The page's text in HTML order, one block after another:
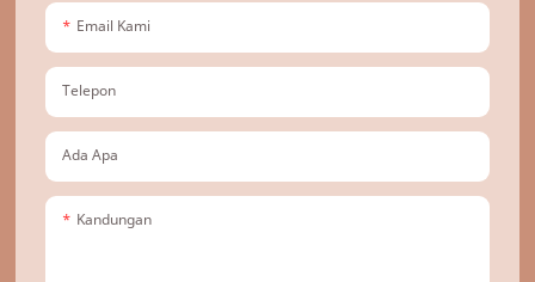
Email Kami
Telepon
Ada Apa
Kandungan